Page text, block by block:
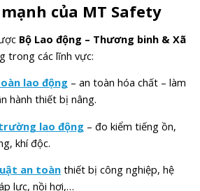
của MT Safety
Bộ Lao động – Thương binh & Xã
trong các lĩnh vực:
lao động – an toàn hóa chất – làm
hành thiết bị nâng.
lao động – đo kiểm tiếng ồn,
khí độc.
an toàn thiết bị công nghiệp, hệ
lực, nồi hơi,…